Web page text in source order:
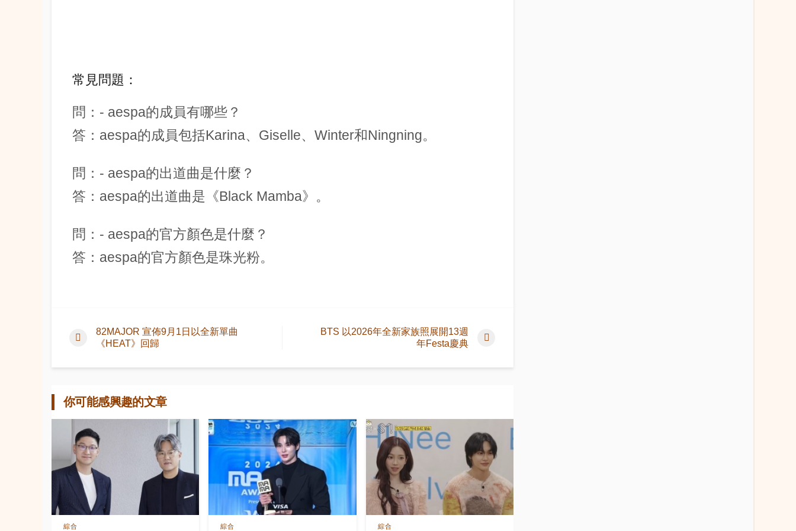
常見問題：
問：- aespa的成員有哪些？
答：aespa的成員包括Karina、Giselle、Winter和Ningning。
問：- aespa的出道曲是什麼？
答：aespa的出道曲是《Black Mamba》。
問：- aespa的官方顏色是什麼？
答：aespa的官方顏色是珠光粉。
82MAJOR 宣佈9月1日以全新單曲
《HEAT》回歸
BTS 以2026年全新家族照展開13週
年Festa慶典
你可能感興趣的文章
綜合 綜合 綜合